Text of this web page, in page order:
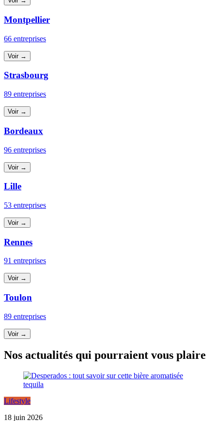
Montpellier
66 entreprises
Voir →
Strasbourg
89 entreprises
Voir →
Bordeaux
96 entreprises
Voir →
Lille
53 entreprises
Voir →
Rennes
91 entreprises
Voir →
Toulon
89 entreprises
Voir →
Nos actualités qui pourraient vous plaire
Lifestyle
18 juin 2026